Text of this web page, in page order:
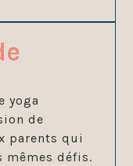
yoga
de
parents qui
mêmes défis.